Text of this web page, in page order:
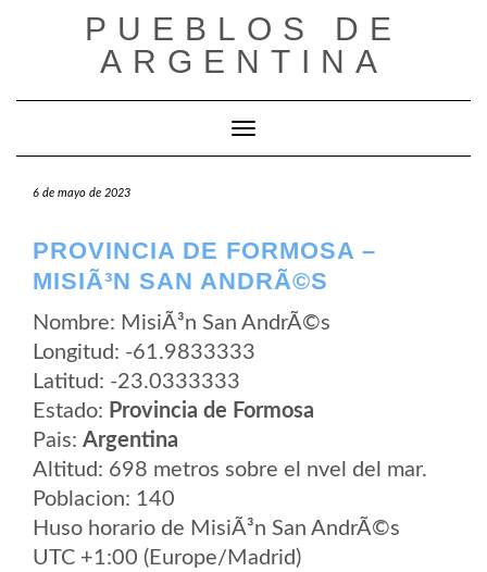
PUEBLOS DE
ARGENTINA
Cambiar modo de navegación
6 de mayo de 2023
PROVINCIA DE FORMOSA –
MISIÃ³N SAN ANDRÃ©S
Nombre: MisiÃ³n San AndrÃ©s
Longitud: -61.9833333
Latitud: -23.0333333
Estado: Provincia de Formosa
Pais: Argentina
Altitud: 698 metros sobre el nvel del mar.
Poblacion: 140
Huso horario de MisiÃ³n San AndrÃ©s
UTC +1:00 (Europe/Madrid)